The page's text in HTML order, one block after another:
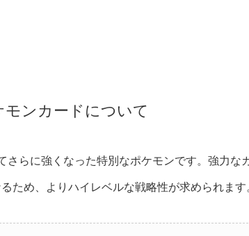
ンカードについて
さらに強くなった特別なポケモンです。強力な
ため、よりハイレベルな戦略性が求められます